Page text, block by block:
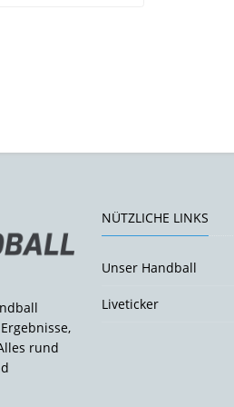
rund
NÜTZLICHE LINKS
Unser Handball
Liveticker